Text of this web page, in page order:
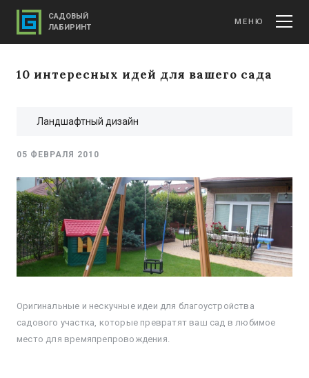
10 интересных идей для вашего сада
Ландшафтный дизайн
05 ФЕВРАЛЯ 2010
Оригинальные и нескучные идеи для благоустройства
садового участка, которые превратят ваш сад в любимое
место для времяпрепровождения.
САДОВЫЙ
ЛАБИРИНТ
МЕНЮ